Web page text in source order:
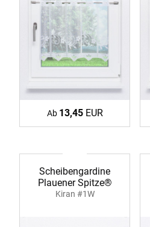
Ab 13,45EUR
Scheibengardine
Plauener Spitze®
Kiran #1W